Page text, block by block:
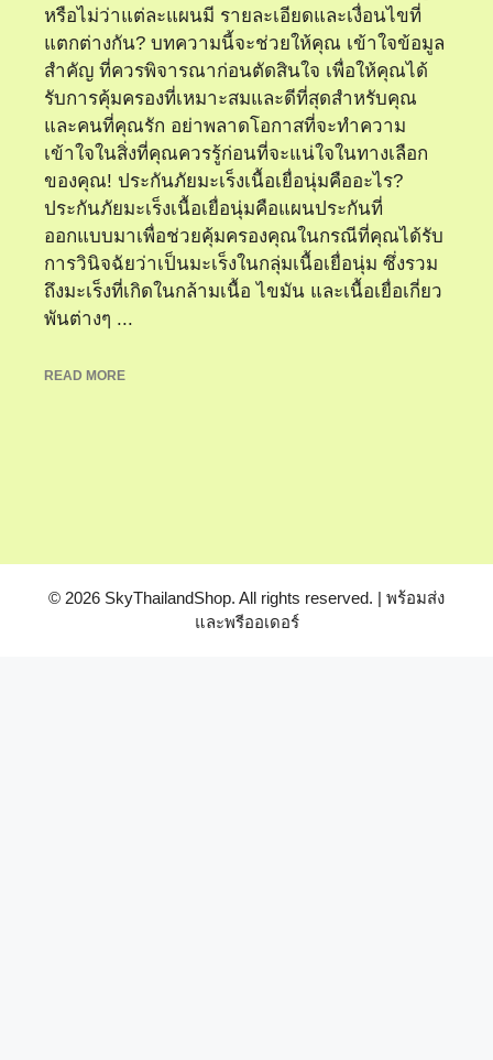
หรือไม่ว่าแต่ละแผนมี รายละเอียดและเงื่อนไขที่
แตกต่างกัน? บทความนี้จะช่วยให้คุณ เข้าใจข้อมูล
สำคัญ ที่ควรพิจารณาก่อนตัดสินใจ เพื่อให้คุณได้
รับการคุ้มครองที่เหมาะสมและดีที่สุดสำหรับคุณ
และคนที่คุณรัก อย่าพลาดโอกาสที่จะทำความ
เข้าใจในสิ่งที่คุณควรรู้ก่อนที่จะแน่ใจในทางเลือก
ของคุณ! ประกันภัยมะเร็งเนื้อเยื่อนุ่มคืออะไร?
ประกันภัยมะเร็งเนื้อเยื่อนุ่มคือแผนประกันที่
ออกแบบมาเพื่อช่วยคุ้มครองคุณในกรณีที่คุณได้รับ
การวินิจฉัยว่าเป็นมะเร็งในกลุ่มเนื้อเยื่อนุ่ม ซึ่งรวม
ถึงมะเร็งที่เกิดในกล้ามเนื้อ ไขมัน และเนื้อเยื่อเกี่ยว
พันต่างๆ ...
READ MORE
© 2026 SkyThailandShop. All rights reserved. | พร้อมส่ง
และพรีออเดอร์